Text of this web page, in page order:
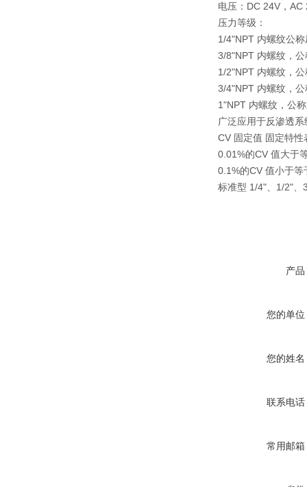
电压：DC 24V，AC
压力等级：
1/4"NPT 内螺纹公
3/8"NPT 内螺纹，
1/2"NPT 内螺纹，
3/4"NPT 内螺纹，
1"NPT 内螺纹，公
广泛应用于反渗透
CV 固定值 固定特性
0.01%的CV 值大于
0.1%的CV 值小于等
标准型 1/4"、1/2"、
产品
您的单位
您的姓名
联系电话
常用邮箱